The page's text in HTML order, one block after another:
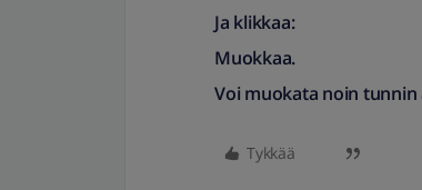
Ja klikkaa:
Muokkaa.
Voi muokata noin
Tykkää